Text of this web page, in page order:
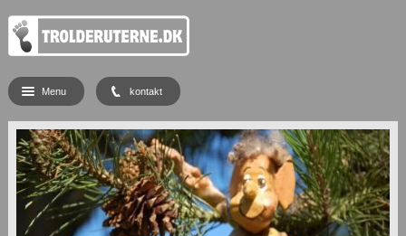
Menu kontakt